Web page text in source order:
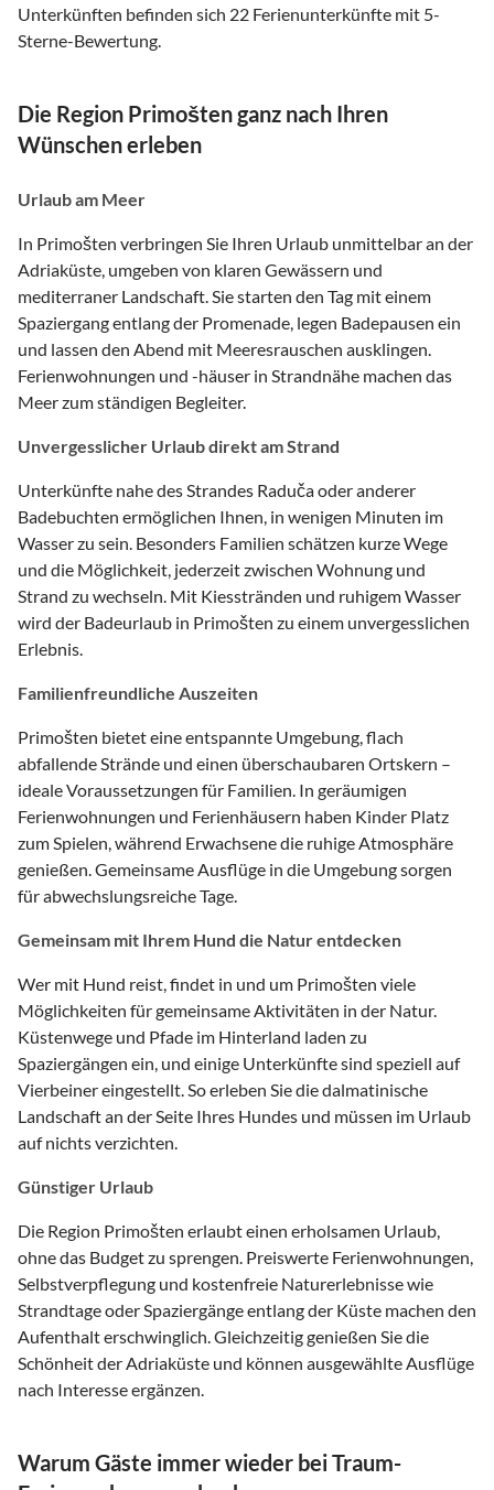
Unterkünften befinden sich 22 Ferienunterkünfte mit 5-
Sterne-Bewertung.
Die Region Primošten ganz nach Ihren
Wünschen erleben
Urlaub am Meer
In Primošten verbringen Sie Ihren Urlaub unmittelbar an der
Adriaküste, umgeben von klaren Gewässern und
mediterraner Landschaft. Sie starten den Tag mit einem
Spaziergang entlang der Promenade, legen Badepausen ein
und lassen den Abend mit Meeresrauschen ausklingen.
Ferienwohnungen und -häuser in Strandnähe machen das
Meer zum ständigen Begleiter.
Unvergesslicher Urlaub direkt am Strand
Unterkünfte nahe des Strandes Raduča oder anderer
Badebuchten ermöglichen Ihnen, in wenigen Minuten im
Wasser zu sein. Besonders Familien schätzen kurze Wege
und die Möglichkeit, jederzeit zwischen Wohnung und
Strand zu wechseln. Mit Kiesstränden und ruhigem Wasser
wird der Badeurlaub in Primošten zu einem unvergesslichen
Erlebnis.
Familienfreundliche Auszeiten
Primošten bietet eine entspannte Umgebung, flach
abfallende Strände und einen überschaubaren Ortskern –
ideale Voraussetzungen für Familien. In geräumigen
Ferienwohnungen und Ferienhäusern haben Kinder Platz
zum Spielen, während Erwachsene die ruhige Atmosphäre
genießen. Gemeinsame Ausflüge in die Umgebung sorgen
für abwechslungsreiche Tage.
Gemeinsam mit Ihrem Hund die Natur entdecken
Wer mit Hund reist, findet in und um Primošten viele
Möglichkeiten für gemeinsame Aktivitäten in der Natur.
Küstenwege und Pfade im Hinterland laden zu
Spaziergängen ein, und einige Unterkünfte sind speziell auf
Vierbeiner eingestellt. So erleben Sie die dalmatinische
Landschaft an der Seite Ihres Hundes und müssen im Urlaub
auf nichts verzichten.
Günstiger Urlaub
Die Region Primošten erlaubt einen erholsamen Urlaub,
ohne das Budget zu sprengen. Preiswerte Ferienwohnungen,
Selbstverpflegung und kostenfreie Naturerlebnisse wie
Strandtage oder Spaziergänge entlang der Küste machen den
Aufenthalt erschwinglich. Gleichzeitig genießen Sie die
Schönheit der Adriaküste und können ausgewählte Ausflüge
nach Interesse ergänzen.
Warum Gäste immer wieder bei Traum-